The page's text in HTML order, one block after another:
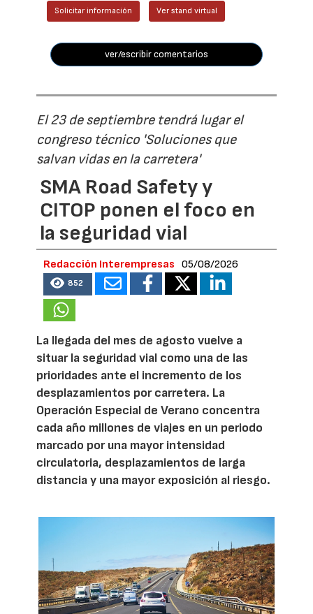
Solicitar información Ver stand virtual
ver/escribir comentarios
El 23 de septiembre tendrá lugar el
congreso técnico 'Soluciones que
salvan vidas en la carretera'
SMA Road Safety y
CITOP ponen el foco en
la seguridad vial
Redacción Interempresas 05/08/2026
852
La llegada del mes de agosto vuelve a
situar la seguridad vial como una de las
prioridades ante el incremento de los
desplazamientos por carretera. La
Operación Especial de Verano concentra
cada año millones de viajes en un periodo
marcado por una mayor intensidad
circulatoria, desplazamientos de larga
distancia y una mayor exposición al riesgo.